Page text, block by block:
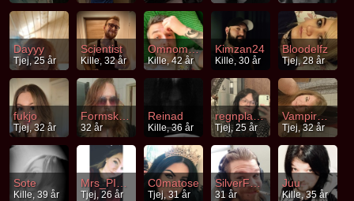
Dayyy
Tjej, 25 år
Scientist
Kille, 32 år
Omnombrains
Kille, 42 år
Kimzan24
Kille, 30 år
Bloodelfz
Tjej, 28 år
fukjo
Tjej, 32 år
Formskapelse
32 år
Reinad
Kille, 36 år
regnplaneten
Tjej, 25 år
VampireSaint
Tjej, 32 år
Sote
Kille, 39 år Tjej, 26 år
C0matose
Tjej, 31 år
SilverFolie
31 år
Juu
Kille, 35 år